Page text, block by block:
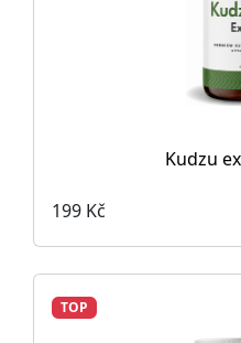
Kudzu
199 Kč
TOP